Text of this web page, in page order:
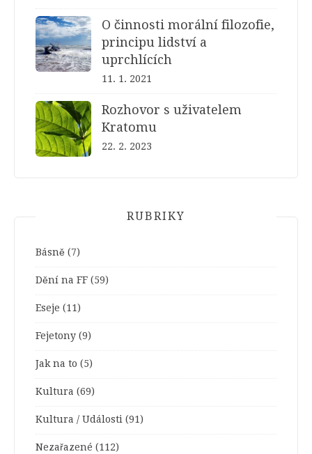
O činnosti morální filozofie,
principu lidství a
uprchlících
11. 1. 2021
Rozhovor s uživatelem
Kratomu
22. 2. 2023
RUBRIKY
Básně (7)
Dění na FF (59)
Eseje (11)
Fejetony (9)
Jak na to (5)
Kultura (69)
Kultura / Události (91)
Nezařazené (112)